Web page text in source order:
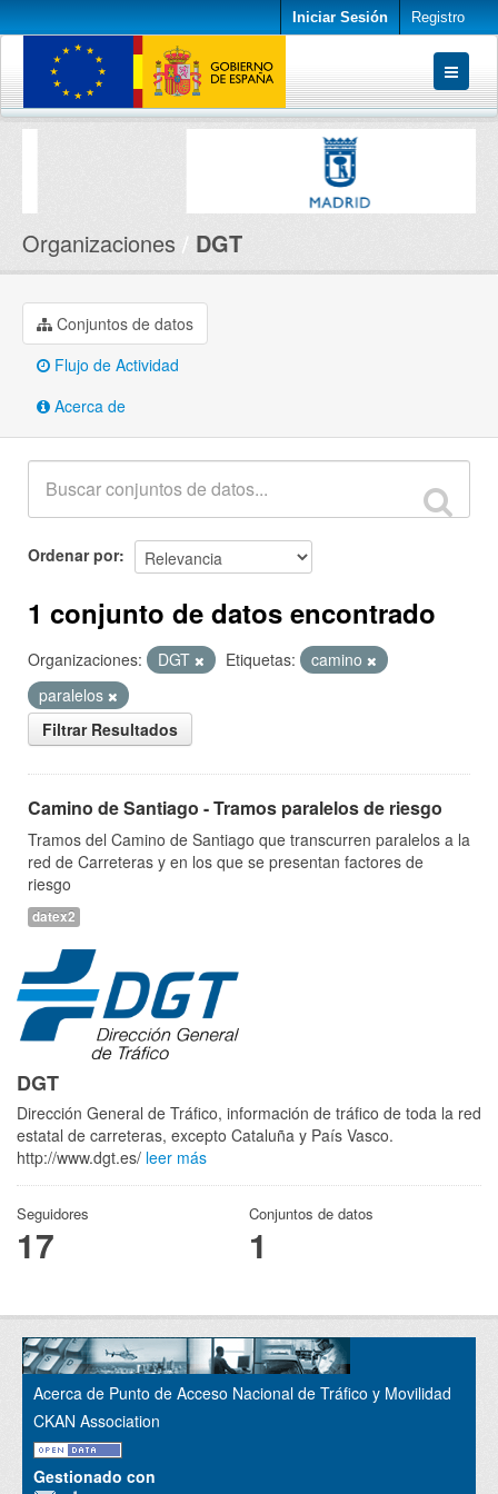
Iniciar Sesión Registro
Conjuntos de datos
Organizaciones DGT
Conjuntos de datos
Flujo de Actividad
Acerca de
Ordenar por
1 conjunto de datos encontrado
Organizaciones: DGT Etiquetas:
camino
paralelos
Filtrar Resultados
Camino de Santiago - Tramos paralelos de riesgo
Tramos del Camino de Santiago que transcurren paralelos a la
red de Carreteras y en los que se presentan factores de
riesgo
datex2
DGT
Dirección General de Tráfico, información de tráfico de toda la red
estatal de carreteras, excepto Cataluña y País Vasco.
http://www.dgt.es/ leer más
Seguidores
17
Conjuntos de datos
1
Acerca de Punto de Acceso Nacional de Tráfico y Movilidad
CKAN Association
Gestionado con